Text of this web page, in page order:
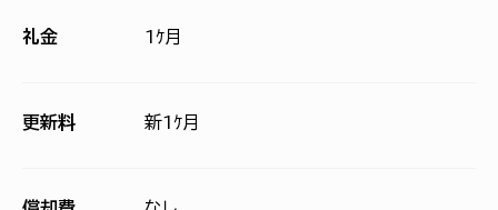
礼金 1ｹ月
更新料 新1ｹ月